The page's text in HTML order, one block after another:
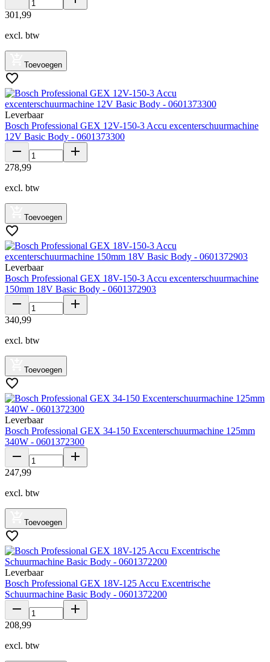
301 ,99
excl. btw
Toevoegen
Leverbaar
Bosch Professional GEX 12V-150-3 Accu excenterschuurmachine
12V Basic Body - 0601373300
278,99
excl. btw
Toevoegen
Leverbaar
Bosch Professional GEX 18V-150-3 Accu excenterschuurmachine
150mm 18V Basic Body - 0601372903
340,99
excl. btw
Toevoegen
Leverbaar
Bosch Professional GEX 34-150 Excenterschuurmachine 125mm
340W - 0601372300
247,99
excl. btw
Toevoegen
Leverbaar
Bosch Professional GEX 18V-125 Accu Excentrische
Schuurmachine Basic Body - 0601372200
208,99
excl. btw